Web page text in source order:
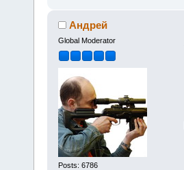
Андрей
Global Moderator
Posts: 6786